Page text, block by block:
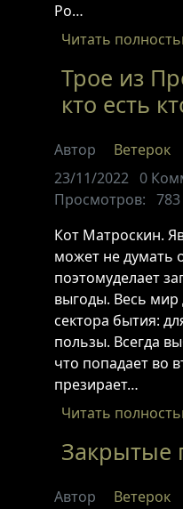
Ро…
Читать
Трое из
кто есть
Автор Ветерок
23/11/2022 0
Просмотров:
783
Кот Матроскин.
может не думать
поэтомуделает
выгоды. Весь мир
сектора бытия:
пользы. Всегда
что попадает во
презирает…
Читать
Закрытые
Автор Ветерок